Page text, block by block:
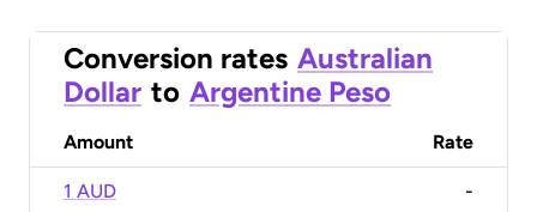
Conversion rates Australian
Dollar to Argentine Peso
Amount Rate
1 AUD -